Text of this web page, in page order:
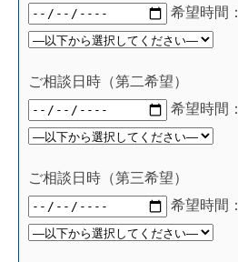
希望時間：
ご相談日時（第二希望）
希望時間：
ご相談日時（第三希望）
希望時間：